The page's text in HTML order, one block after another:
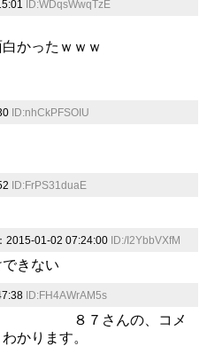
ID:WDqsWwqTzE
かったｗｗｗ
ID:nhCkPFSOIU
ID:FrPS31duaE
：2015-01-02 07:24:00 ID:/I2YbbVXfM
きない
ID:FH4AWrAM5s
７さんの、コメ
ります。